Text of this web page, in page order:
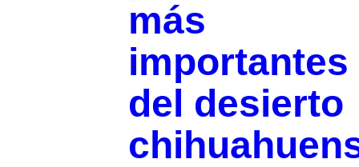
más
importantes
del desierto